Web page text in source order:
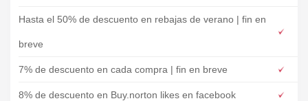
Hasta el 50% de descuento en rebajas de verano | fin en
breve
7% de descuento en cada compra | fin en breve
8% de descuento en Buy.norton likes en facebook